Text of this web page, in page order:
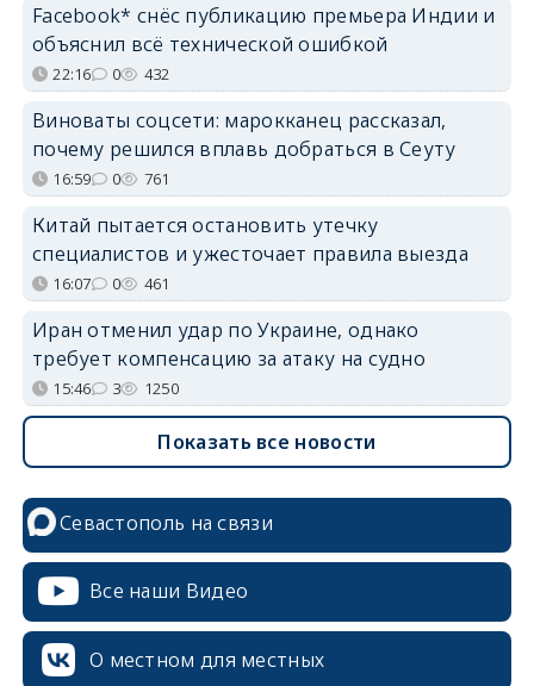
Facebook* снёс публикацию премьера Индии и
объяснил всё технической ошибкой
22:16 0 432
Виноваты соцсети: марокканец рассказал,
почему решился вплавь добраться в Сеуту
16:59 0 761
Китай пытается остановить утечку
специалистов и ужесточает правила выезда
16:07 0 461
Иран отменил удар по Украине, однако
требует компенсацию за атаку на судно
15:46 3 1250
Показать все новости
Севастополь на связи
Все наши Видео
О местном для местных